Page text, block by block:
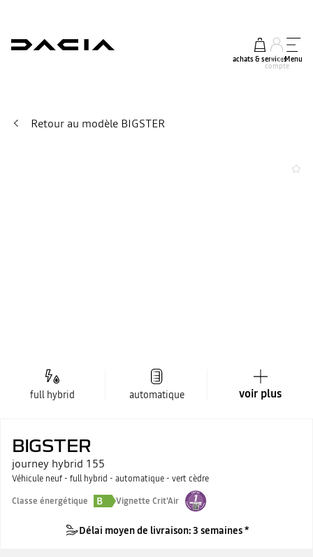
achats & services
mon
compte
Menu
Retour au modèle BIGSTER
full hybrid automatique voir plus
BIGSTER
journey hybrid 155
Véhicule neuf - full hybrid - automatique - vert cèdre
Classe énergétique
B Vignette Crit'Air
Délai moyen de livraison: 3 semaines *